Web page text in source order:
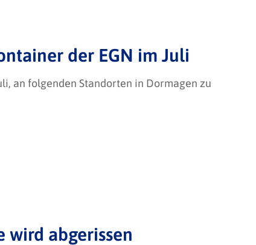
der EGN im Juli
an folgenden Standorten in Dormagen zu
wird abgerissen